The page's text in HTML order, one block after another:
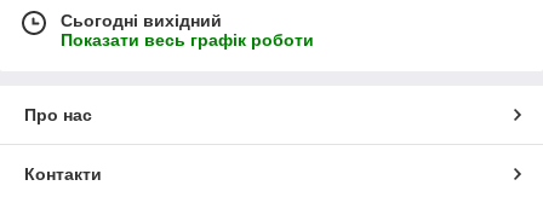
Сьогодні вихідний
Показати весь графік роботи
Про нас
Контакти